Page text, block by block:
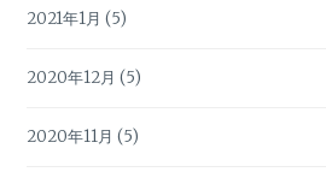
2021年1月 (5)
2020年12月 (5)
2020年11月 (5)